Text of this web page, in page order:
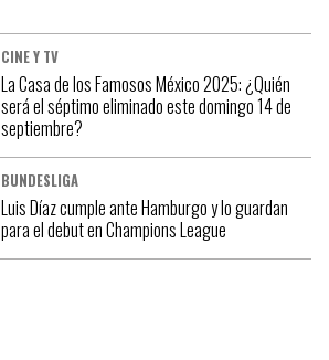
CINE Y TV
La Casa de los Famosos México 2025: ¿Quién
será el séptimo eliminado este domingo 14 de
septiembre?
BUNDESLIGA
Luis Díaz cumple ante Hamburgo y lo guardan
para el debut en Champions League